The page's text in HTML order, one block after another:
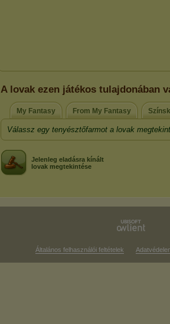
A lovak ezen játékos tulajdonában
My Fantasy From My Fantasy
Válassz egy tenyésztőfarmot a lovak
Jelenleg eladásra kínált
lovak megtekintése
Általános felhasználói feltételek